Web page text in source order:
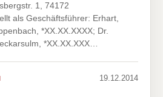
1, 74172
als Geschäftsführer: Erhart,
*XX.XX.XXXX; Dr.
*XX.XX.XXX…
19.12.2014